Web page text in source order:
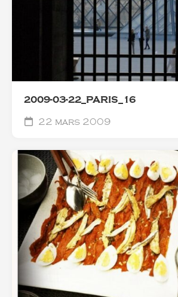
2009-03-22_PARIS_16
22 mars 2009